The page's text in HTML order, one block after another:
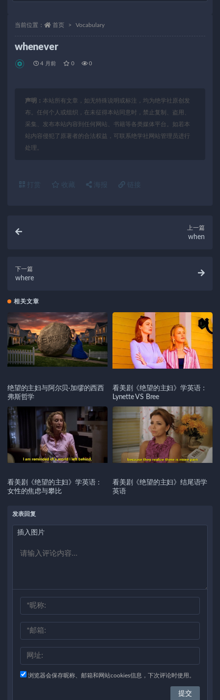
当前位置： 首页 Vocabulary
whenever
4 月前 0 0
声明： 本站所有文章，如无特殊说明或标注，均为绝学社原创发
布。任何个人或组织，在未征得本站同意时，禁止复制、盗用、
采集、发布本站内容到任何网站、书籍等各类媒体平台。如若本
站内容侵犯了原著者的合法权益，可联系绝学社网站管理员进行
处理。
打赏 收藏 海报 链接
上一篇
when
下一篇
where
相关文章
绝望的主妇与阿尔贝·加缪的西西
弗斯哲学
看美剧《绝望的主妇》学英语：
Lynette VS Bree
看美剧《绝望的主妇》学英语：
女性的焦虑与攀比
看美剧《绝望的主妇》结尾语学
英语
发表回复
插入图片
浏览器会保存昵称、邮箱和网站cookies信息，下次评论时使用。